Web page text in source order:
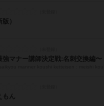
）
強マナー講師決定戦:名刺交換編〜
もん